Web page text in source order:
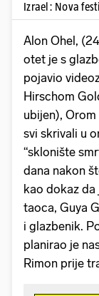
Izrael: Nova
Alon Ohel,
otet je s
pojavio
Hirschom
ubijen),
svi skrivali u
“sklonište
dana nakon
kao dokaz da
taoca, Guya
i glazbenik.
planirao je
Rimon prije